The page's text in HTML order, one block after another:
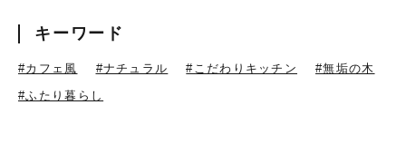
キーワード
#カフェ風 #ナチュラル #こだわりキッチン
#無垢の木
#ふたり暮らし